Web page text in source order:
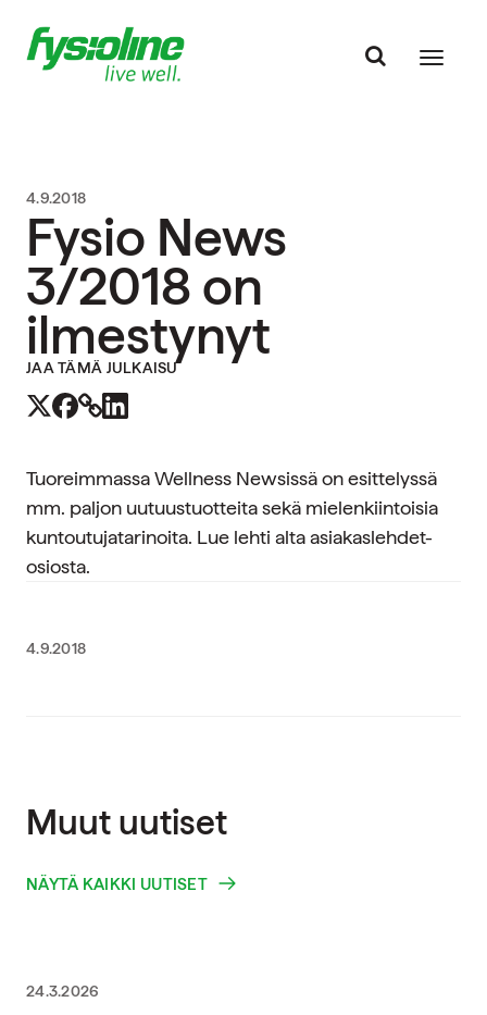
4.9.2018
Fysio News
3/2018 on
ilmestynyt
JAA TÄMÄ JULKAISU
Tuoreimmassa Wellness Newsissä on esittelyssä
mm. paljon uutuustuotteita sekä mielenkiintoisia
kuntoutujatarinoita. Lue lehti alta asiakaslehdet-
osiosta.
4.9.2018
Muut uutiset
NÄYTÄ KAIKKI UUTISET
24.3.2026